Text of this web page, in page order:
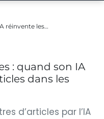
réinvente les…
: quand son IA
dans les
d’articles par l’IA